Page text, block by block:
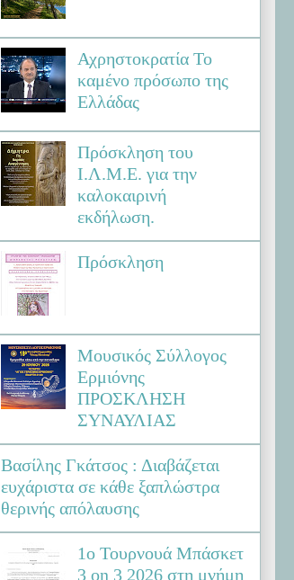
Αχρηστοκρατία Το
καμένο πρόσωπο της
Ελλάδας
Πρόσκληση του
Ι.Λ.Μ.Ε. για την
καλοκαιρινή
εκδήλωση.
Πρόσκληση
Μουσικός Σύλλογος
Ερμιόνης
ΠΡΟΣΚΛΗΣΗ
ΣΥΝΑΥΛΙΑΣ
Βασίλης Γκάτσος : Διαβάζεται
ευχάριστα σε κάθε ξαπλώστρα
θερινής απόλαυσης
1ο Τουρνουά Μπάσκετ
3 on 3 2026 στη μνήμη